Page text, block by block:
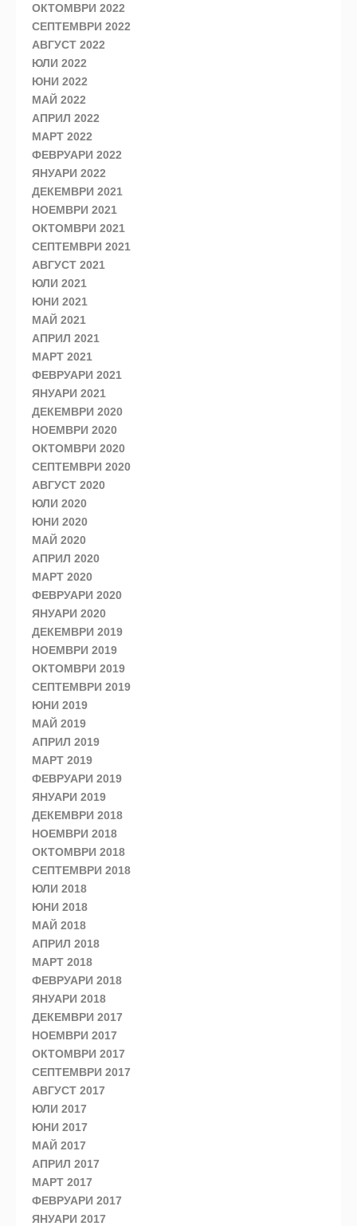
ОКТОМВРИ 2022
СЕПТЕМВРИ 2022
АВГУСТ 2022
ЮЛИ 2022
ЮНИ 2022
МАЙ 2022
АПРИЛ 2022
МАРТ 2022
ФЕВРУАРИ 2022
ЯНУАРИ 2022
ДЕКЕМВРИ 2021
НОЕМВРИ 2021
ОКТОМВРИ 2021
СЕПТЕМВРИ 2021
АВГУСТ 2021
ЮЛИ 2021
ЮНИ 2021
МАЙ 2021
АПРИЛ 2021
МАРТ 2021
ФЕВРУАРИ 2021
ЯНУАРИ 2021
ДЕКЕМВРИ 2020
НОЕМВРИ 2020
ОКТОМВРИ 2020
СЕПТЕМВРИ 2020
АВГУСТ 2020
ЮЛИ 2020
ЮНИ 2020
МАЙ 2020
АПРИЛ 2020
МАРТ 2020
ФЕВРУАРИ 2020
ЯНУАРИ 2020
ДЕКЕМВРИ 2019
НОЕМВРИ 2019
ОКТОМВРИ 2019
СЕПТЕМВРИ 2019
ЮНИ 2019
МАЙ 2019
АПРИЛ 2019
МАРТ 2019
ФЕВРУАРИ 2019
ЯНУАРИ 2019
ДЕКЕМВРИ 2018
НОЕМВРИ 2018
ОКТОМВРИ 2018
СЕПТЕМВРИ 2018
ЮЛИ 2018
ЮНИ 2018
МАЙ 2018
АПРИЛ 2018
МАРТ 2018
ФЕВРУАРИ 2018
ЯНУАРИ 2018
ДЕКЕМВРИ 2017
НОЕМВРИ 2017
ОКТОМВРИ 2017
СЕПТЕМВРИ 2017
АВГУСТ 2017
ЮЛИ 2017
ЮНИ 2017
МАЙ 2017
АПРИЛ 2017
МАРТ 2017
ФЕВРУАРИ 2017
ЯНУАРИ 2017